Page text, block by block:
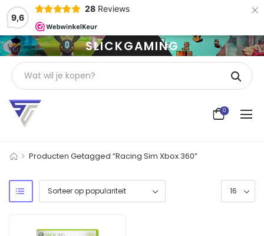
9,6
28 Reviews ×
SLICKGAMING
0
> Producten Getagged “Racing Sim Xbox 360”